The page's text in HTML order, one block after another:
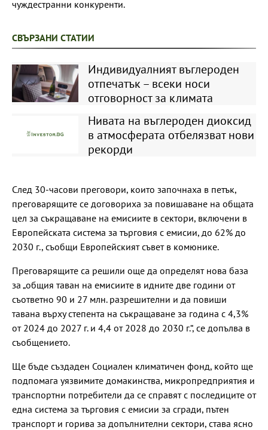
чуждестранни конкуренти.
СВЪРЗАНИ СТАТИИ
Индивидуалният въглероден
отпечатък – всеки носи
отговорност за климата
Нивата на въглероден диоксид
в атмосферата отбелязват нови
рекорди
След 30-часови преговори, които започнаха в петък,
преговарящите се договориха за повишаване на общата
цел за съкращаване на емисиите в сектори, включени в
Европейската система за търговия с емисии, до 62% до
2030 г., съобщи Европейският съвет в комюнике.
Преговарящите са решили още да определят нова база
за „общия таван на емисиите в идните две години от
съответно 90 и 27 млн. разрешителни и да повиши
тавана върху степента на съкращаване за година с 4,3%
от 2024 до 2027 г. и 4,4 от 2028 до 2030 г.“, се допълва в
съобщението.
Ще бъде създаден Социален климатичен фонд, който ще
подпомага уязвимите домакинства, микропредприятия и
транспортни потребители да се справят с последиците от
една система за търговия с емисии за сгради, пътен
транспорт и горива за допълнителни сектори, става ясно